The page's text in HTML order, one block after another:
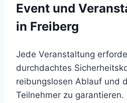
Event und
in Freiberg
Jede Veranstaltung
durchdachtes
reibungslosen Ablauf und
Teilnehmer zu